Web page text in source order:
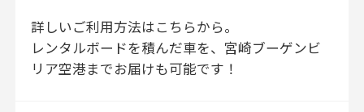
詳しいご利用方法はこちらから。
レンタルボードを積んだ車を、宮崎ブーゲンビ
リア空港までお届けも可能です！